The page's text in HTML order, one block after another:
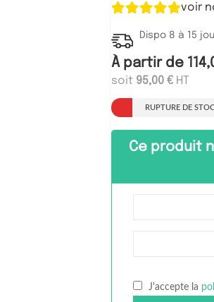
voir
Dispo 8 à 15
À partir de
soit 95,00 € HT
RUPTURE DE
Ce produit
J'accepte la